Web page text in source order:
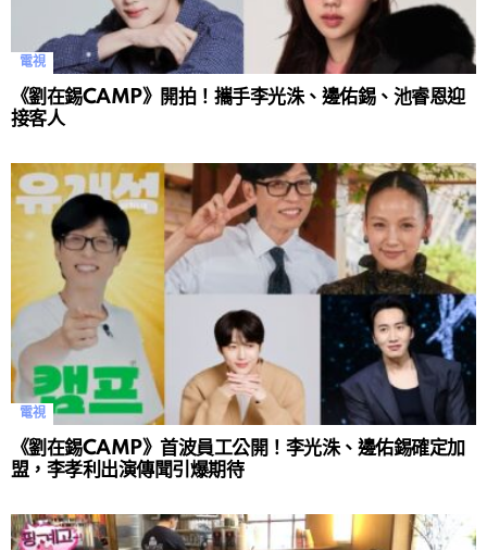
電視
《劉在錫CAMP》開拍！攜手李光洙、邊佑錫、池睿恩迎
接客人
電視
《劉在錫CAMP》首波員工公開！李光洙、邊佑錫確定加
盟，李孝利出演傳聞引爆期待